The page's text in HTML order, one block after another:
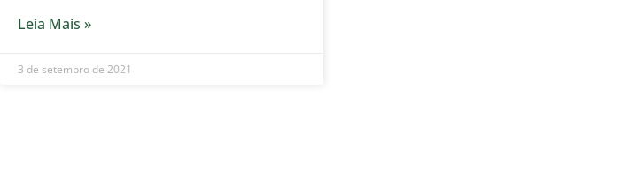
Leia Mais »
3 de setembro de 2021